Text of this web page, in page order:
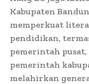
Kabupaten
memperkuat
pendidikan,
pemerintah
pemerintah
melahirkan